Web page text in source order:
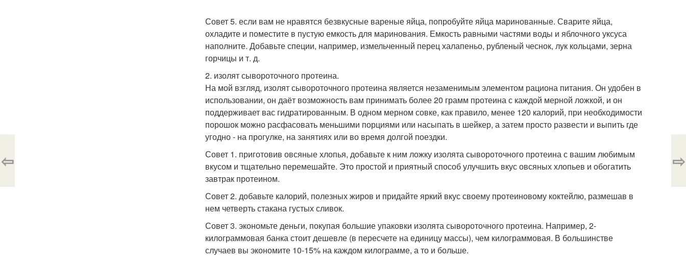
Совет 5. если вам не нравятся безвкусные вареные яйца, попробуйте яйца маринованные. Сварите яйца,
охладите и поместите в пустую емкость для маринования. Емкость равными частями воды и яблочного уксуса
наполните. Добавьте специи, например, измельченный перец халапеньо, рубленый чеснок, лук кольцами, зерна
горчицы и т. д.
2. изолят сывороточного протеина.
На мой взгляд, изолят сывороточного протеина является незаменимым элементом рациона питания. Он удобен в
использовании, он даёт возможность вам принимать более 20 грамм протеина с каждой мерной ложкой, и он
поддерживает вас гидратированным. В одном мерном совке, как правило, менее 120 калорий, при необходимости
порошок можно расфасовать меньшими порциями или насыпать в шейкер, а затем просто развести и выпить где
угодно - на прогулке, на занятиях или во время долгой поездки.
Совет 1. приготовив овсяные хлопья, добавьте к ним ложку изолята сывороточного протеина с вашим любимым
вкусом и тщательно перемешайте. Это простой и приятный способ улучшить вкус овсяных хлопьев и обогатить
завтрак протеином.
Совет 2. добавьте калорий, полезных жиров и придайте яркий вкус своему протеиновому коктейлю, размешав в
нем четверть стакана густых сливок.
Совет 3. экономьте деньги, покупая большие упаковки изолята сывороточного протеина. Например, 2-
килограммовая банка стоит дешевле (в пересчете на единицу массы), чем килограммовая. В большинстве
случаев вы экономите 10-15% на каждом килограмме, а то и больше.
⇦ ⇨